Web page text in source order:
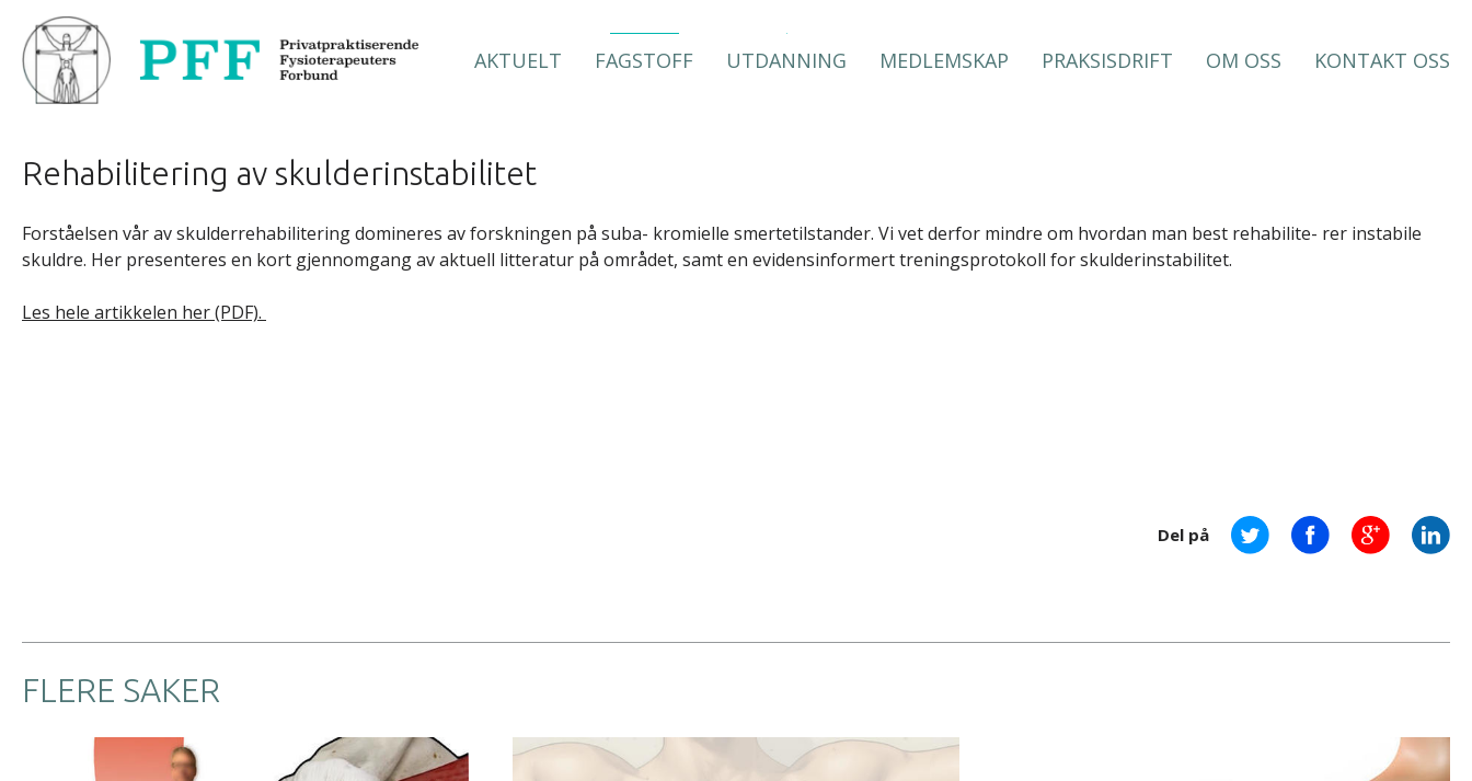
AKTUELT FAGSTOFF UTDANNING MEDLEMSKAP PRAKSISDRIFT OM OSS KONTAKT OSS
Rehabilitering av skulderinstabilitet
Forståelsen vår av skulderrehabilitering domineres av forskningen på suba- kromielle smertetilstander. Vi vet derfor mindre om hvordan man best rehabilite- rer instabile
skuldre. Her presenteres en kort gjennomgang av aktuell litteratur på området, samt en evidensinformert treningsprotokoll for skulderinstabilitet.
Les hele artikkelen her (PDF).
Del på
FLERE SAKER